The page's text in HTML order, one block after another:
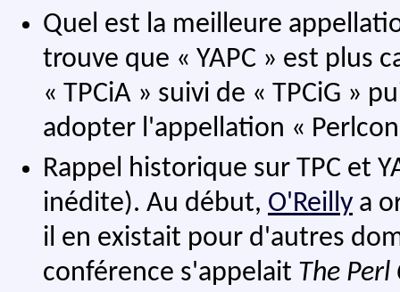
Quel est la meilleure
trouve que « YAPC » est plus
« TPCiA » suivi de « TPCiG »
adopter l'appellation «
Rappel historique sur TPC et
inédite). Au début, O'Reilly a
il en existait pour d'autres
conférence s'appelait The Perl